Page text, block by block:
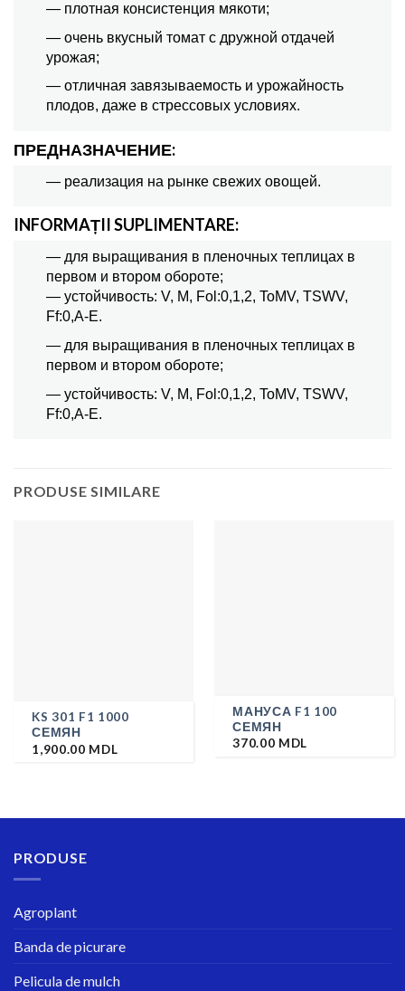
— плотная консистенция мякоти;
— очень вкусный томат с дружной отдачей
урожая;
— отличная завязываемость и урожайность
плодов, даже в стрессовых условиях.
ПРЕДНАЗНАЧЕНИЕ:
— реализация на рынке свежих овощей.
INFORMAȚII SUPLIMENTARE:
— для выращивания в пленочных теплицах в
первом и втором обороте;
— устойчивость: V, M, Fol:0,1,2, ToMV, TSWV,
Ff:0,A-E.
— для выращивания в пленочных теплицах в
первом и втором обороте;
— устойчивость: V, M, Fol:0,1,2, ToMV, TSWV,
Ff:0,A-E.
PRODUSE SIMILARE
KS 301 F1 1000
СЕМЯН
1,900.00 MDL
МАНУСА F1 100
СЕМЯН
370.00 MDL
PRODUSE
Agroplant
Banda de picurare
Pelicula de mulch